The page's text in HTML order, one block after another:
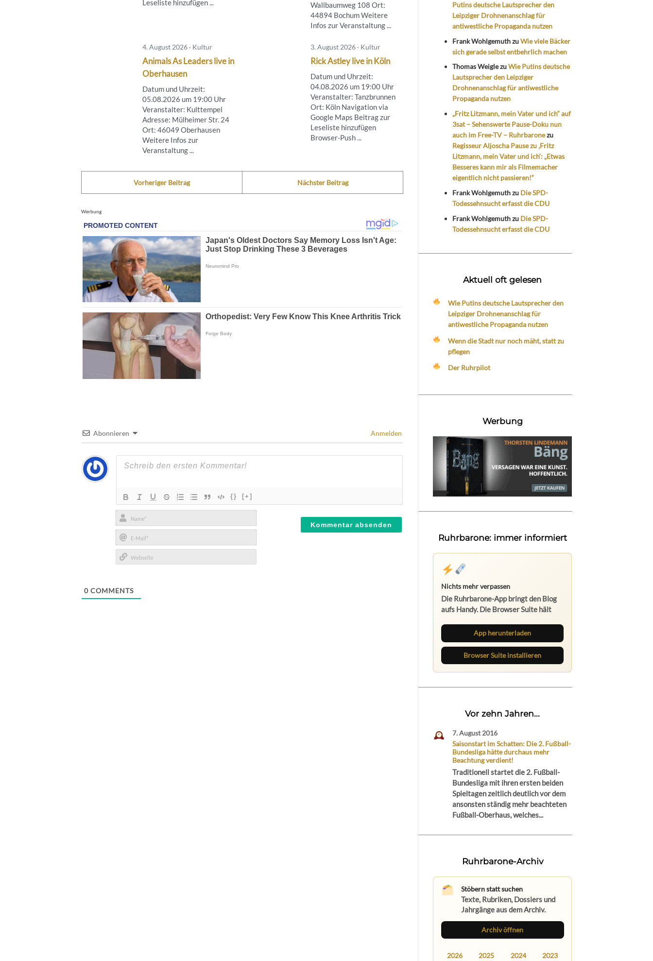
Leseliste hinzufügen ...
Wallbaumweg 108 Ort:
44894 Bochum Weitere
Infos zur Veranstaltung ...
4. August 2026 · Kultur
Animals As Leaders live in
Oberhausen
Datum und Uhrzeit:
05.08.2026 um 19:00 Uhr
Veranstalter: Kulttempel
Adresse: Mülheimer Str. 24
Ort: 46049 Oberhausen
Weitere Infos zur
Veranstaltung ...
3. August 2026 · Kultur
Rick Astley live in Köln
Datum und Uhrzeit:
04.08.2026 um 19:00 Uhr
Veranstalter: Tanzbrunnen
Ort: Köln Navigation via
Google Maps Beitrag zur
Leseliste hinzufügen
Browser-Push ...
Vorheriger Beitrag Nächster Beitrag
Werbung
Abonnieren Anmelden
{} [+]
Name*
E-
Mail*
0 COMMENTS
Putins deutsche Lautsprecher den
Leipziger Drohnenanschlag für
antiwestliche Propaganda nutzen
Frank WohlgemuthzuWie viele Bäcker
sich gerade selbst entbehrlich machen
Thomas WeiglezuWie Putins deutsche
Lautsprecher den Leipziger
Drohnenanschlag für antiwestliche
Propaganda nutzen
„Fritz Litzmann, mein Vater und ich“ auf
3sat – Sehenswerte Pause-Doku nun
auch im Free-TV – Ruhrbaronezu
Regisseur Aljoscha Pause zu ‚Fritz
Litzmann, mein Vater und ich‘: „Etwas
Besseres kann mir als Filmemacher
eigentlich nicht passieren!“
Frank Wohlgemuthzu Die SPD-
Todessehnsucht erfasst die CDU
Frank Wohlgemuthzu Die SPD-
Todessehnsucht erfasst die CDU
Aktuell oft gelesen
Wie Putins deutsche Lautsprecher den
Leipziger Drohnenanschlag für
antiwestliche Propaganda nutzen
Wenn die Stadt nur noch mäht, statt zu
pflegen
Der Ruhrpilot
Werbung
Ruhrbarone: immer informiert
Nichts mehr verpassen
Die Ruhrbarone-App bringt den Blog
aufs Handy. Die Browser Suite hält
App herunterladen
Browser Suite installieren
Vor zehn Jahren...
7. August 2016
Saisonstart im Schatten: Die 2. Fußball-
Bundesliga hätte durchaus mehr
Beachtung verdient!
Traditionell startet die 2. Fußball-
Bundesliga mit ihren ersten beiden
Spieltagen zeitlich deutlich vor dem
ansonsten ständig mehr beachteten
Fußball-Oberhaus, welches...
Ruhrbarone-Archiv
Stöbern statt suchen
Texte, Rubriken, Dossiers und
Jahrgänge aus dem Archiv.
Archiv öffnen
2026 2025 2024 2023